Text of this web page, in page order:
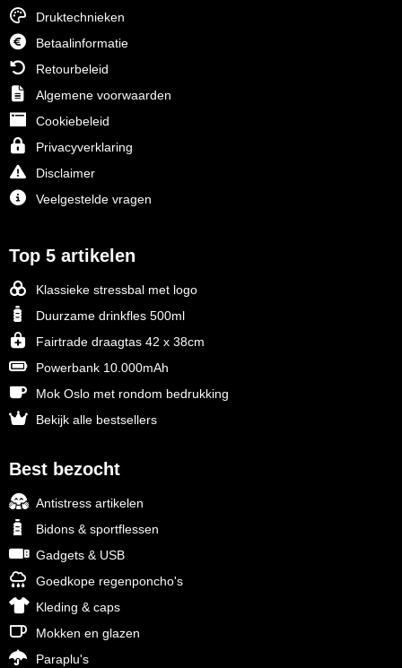
Druktechnieken
Betaalinformatie
Retourbeleid
Algemene voorwaarden
Cookiebeleid
Privacyverklaring
Disclaimer
Veelgestelde vragen
Top 5 artikelen
Klassieke stressbal met logo
Duurzame drinkfles 500ml
Fairtrade draagtas 42 x 38cm
Powerbank 10.000mAh
Mok Oslo met rondom bedrukking
Bekijk alle bestsellers
Best bezocht
Antistress artikelen
Bidons & sportflessen
Gadgets & USB
Goedkope regenponcho's
Kleding & caps
Mokken en glazen
Paraplu's